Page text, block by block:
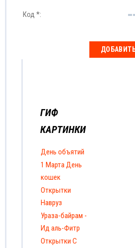
Код *:
ГИФ
КАРТИНКИ
День объятий
1 Марта День
кошек
Открытки
Навруз
Ураза-байрам -
Ид аль-Фитр
Открытки С